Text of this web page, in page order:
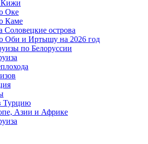
Кижи
Оке
Каме
Соловецкие острова
Оби и Иртышу на 2026 год
по Белоруссии
Турцию
Азии и Африке